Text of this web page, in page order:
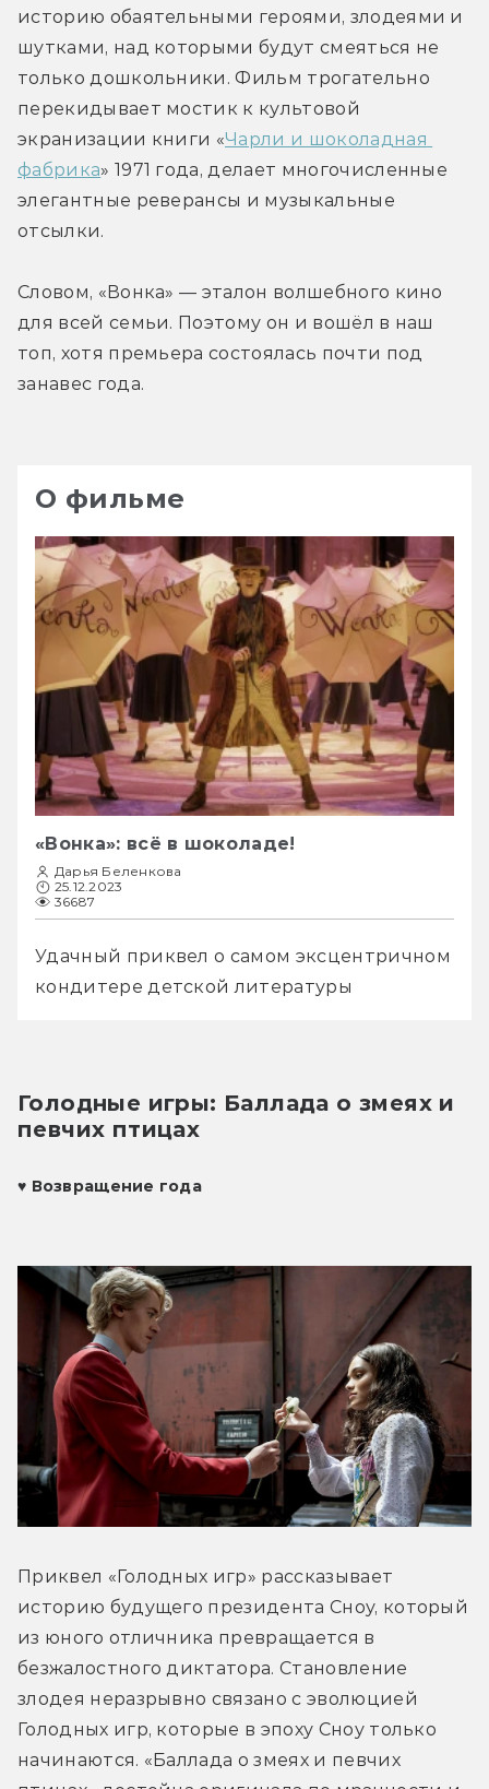
историю обаятельными героями, злодеями и
шутками, над которыми будут смеяться не
только дошкольники. Фильм трогательно
перекидывает мостик к культовой
экранизации книги «Чарли и шоколадная
фабрика» 1971 года, делает многочисленные
элегантные реверансы и музыкальные
отсылки.
Словом, «Вонка» — эталон волшебного кино
для всей семьи. Поэтому он и вошёл в наш
топ, хотя премьера состоялась почти под
занавес года.
О фильме
«Вонка»: всё в шоколаде!
Дарья Беленкова
25.12.2023
36687
Удачный приквел о самом эксцентричном
кондитере детской литературы
Голодные игры: Баллада о змеях и
певчих птицах
♥ Возвращение года
Приквел «Голодных игр» рассказывает
историю будущего президента Сноу, который
из юного отличника превращается в
безжалостного диктатора. Становление
злодея неразрывно связано с эволюцией
Голодных игр, которые в эпоху Сноу только
начинаются. «Баллада о змеях и певчих